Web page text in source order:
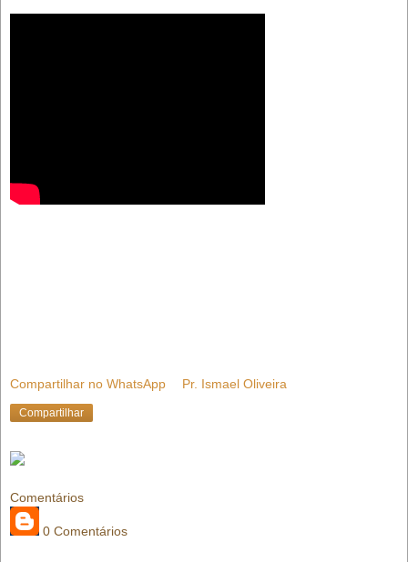
Compartilhar no WhatsApp Pr. Ismael Oliveira
Compartilhar
Comentários
0 Comentários